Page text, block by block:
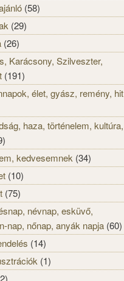
(58)
(29)
(26)
Karácsony, Szilveszter,
(191)
élet, gyász, remény, hit
haza, történelem, kultúra,
kedvesemnek (34)
(10)
(75)
névnap, esküvő,
nap, nőnap, anyák napja (60)
(14)
(1)